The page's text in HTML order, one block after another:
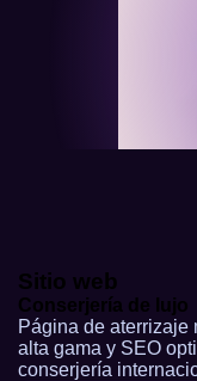
Sitio web
Conserjería de lujo
Página de
alta gama y SEO
conserjería